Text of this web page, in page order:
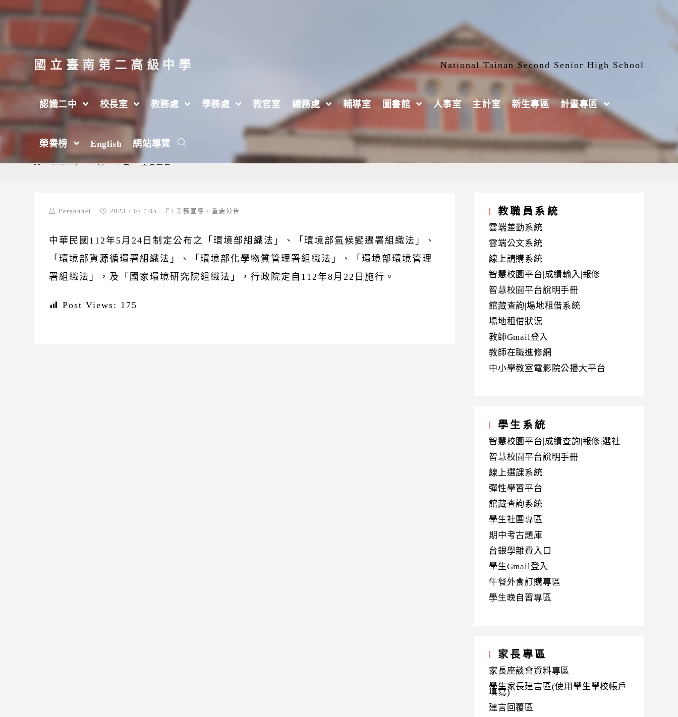
跳
至
要
內
容
國立臺南第二高級中學 National Tainan Second Senior High School
認識二中 校長室 教務處 學務處 教官室 總務處 輔導室 圖書館 人事室 主計室 新生專區 計畫專區
榮譽榜 English 網站導覽
行政院「環境部組織法」、「環境部氣候變遷署組織法」、「環境部資源循環署組織法」、「環境部化學物質管理署組織法」、「環境
部環境管理署組織法」及「國家環境研究院組織法」自112年8月22日公布施行
> 2023 年 > 7 月 > 5 日 > 重要公告
PostPersonnel
Post2023 / 07 / 05
Post業務宣導 / 重要公告
中華民國112年5月24日制定公布之「環境部組織法」、「環境部氣候變遷署組織法」、
「環境部資源循環署組織法」、「環境部化學物質管理署組織法」、「環境部環境管理
署組織法」，及「國家環境研究院組織法」，行政院定自112年8月22日施行。
Post Views: 175
教職員系統
雲端差勤系統
雲端公文系統
線上請購系統
智慧校園平台|成績輸入|報修
智慧校園平台說明手冊
館藏查詢|場地租借系統
場地租借狀況
教師Gmail登入
教師在職進修網
中小學教室電影院公播大平台
學生系統
智慧校園平台|成績查詢|報修|選社
智慧校園平台說明手冊
線上選課系統
彈性學習平台
館藏查詢系統
學生社團專區
期中考古題庫
台銀學雜費入口
學生Gmail登入
午餐外食訂購專區
學生晚自習專區
家長專區
家長座談會資料專區
學生家長建言區(使用學生學校帳戶
填寫)
建言回覆區